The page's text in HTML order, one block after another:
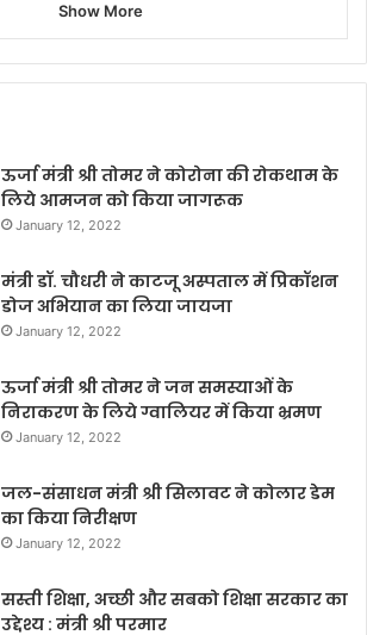
Show More
ऊर्जा मंत्री श्री तोमर ने कोरोना की रोकथाम के
लिये आमजन को किया जागरूक
January 12, 2022
मंत्री डॉ. चौधरी ने काटजू अस्पताल में प्रिकॉशन
डोज अभियान का लिया जायजा
January 12, 2022
ऊर्जा मंत्री श्री तोमर ने जन समस्याओं के
निराकरण के लिये ग्वालियर में किया भ्रमण
January 12, 2022
जल-संसाधन मंत्री श्री सिलावट ने कोलार डेम
का किया निरीक्षण
January 12, 2022
सस्ती शिक्षा, अच्छी और सबको शिक्षा सरकार का
उद्देश्य : मंत्री श्री परमार